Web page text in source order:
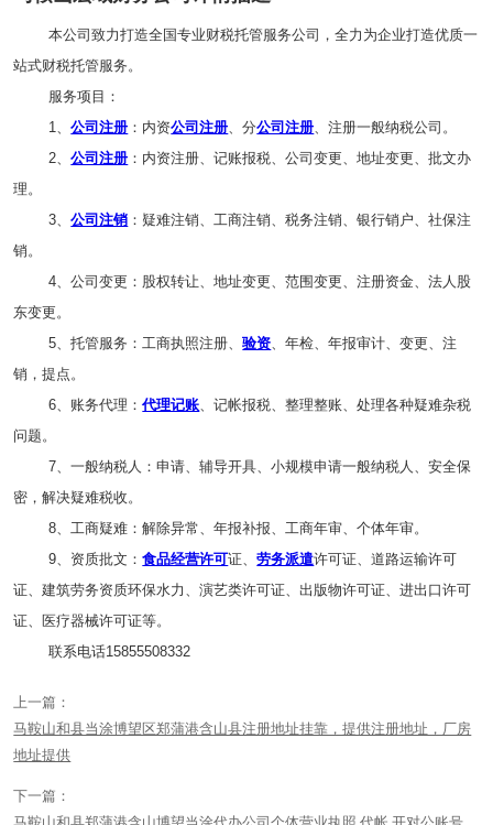
本公司致力打造全国专业财税托管服务公司，全力为企业打造优质一
站式财税托管服务。
服务项目：
1、公司注册 ：内资公司注册、分公司注册、注册一般纳税公司。
2、公司注册 ：内资注册、记账报税、公司变更、地址变更、批文办
理。
3、公司注销 ：疑难注销、工商注销、税务注销、银行销户、社保注
销。
4、公司变更：股权转让、地址变更、范围变更、注册资金、法人股
东变更。
5、托管服务：工商执照注册、验资、年检、年报审计、变更、注
销，提点。
6、账务代理：代理记账、记帐报税、整理整账、处理各种疑难杂税
问题。
7、一般纳税人：申请、辅导开具、小规模申请一般纳税人、安全保
密，解决疑难税收。
8、工商疑难：解除异常、年报补报、工商年审、个体年审。
9、资质批文：食品经营许可证、劳务派遣许可证、道路运输许可
证、建筑劳务资质环保水力、演艺类许可证、出版物许可证、进出口许可
证、医疗器械许可证等。
联系电话15855508332
上一篇：
马鞍山和县当涂博望区郑蒲港含山县注册地址挂靠，提供注册地址，厂房
地址提供
下一篇：